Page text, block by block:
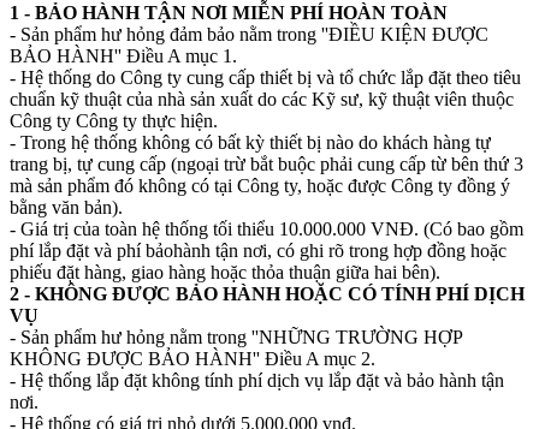
1 - BẢO HÀNH TẬN NƠI MIỄN PHÍ HOÀN TOÀN
- Sản phẩm hư hỏng đảm bảo nằm trong ''ĐIỀU KIỆN ĐƯỢC
BẢO HÀNH'' Điều A mục 1.
- Hệ thống do Công ty cung cấp thiết bị và tổ chức lắp đặt theo tiêu
chuẩn kỹ thuật của nhà sản xuất do các Kỹ sư, kỹ thuật viên thuộc
Công ty Công ty thực hiện.
- Trong hệ thống không có bất kỳ thiết bị nào do khách hàng tự
trang bị, tự cung cấp (ngoại trừ bắt buộc phải cung cấp từ bên thứ 3
mà sản phẩm đó không có tại Công ty, hoặc được Công ty đồng ý
bằng văn bản).
- Giá trị của toàn hệ thống tối thiểu 10.000.000 VNĐ. (Có bao gồm
phí lắp đặt và phí bảohành tận nơi, có ghi rõ trong hợp đồng hoặc
phiếu đặt hàng, giao hàng hoặc thỏa thuận giữa hai bên).
2 - KHÔNG ĐƯỢC BẢO HÀNH HOẶC CÓ TÍNH PHÍ DỊCH
VỤ
- Sản phẩm hư hỏng nằm trong ''NHỮNG TRƯỜNG HỢP
KHÔNG ĐƯỢC BẢO HÀNH'' Điều A mục 2.
- Hệ thống lắp đặt không tính phí dịch vụ lắp đặt và bảo hành tận
nơi.
- Hệ thống có giá trị nhỏ dưới 5.000.000 vnđ.